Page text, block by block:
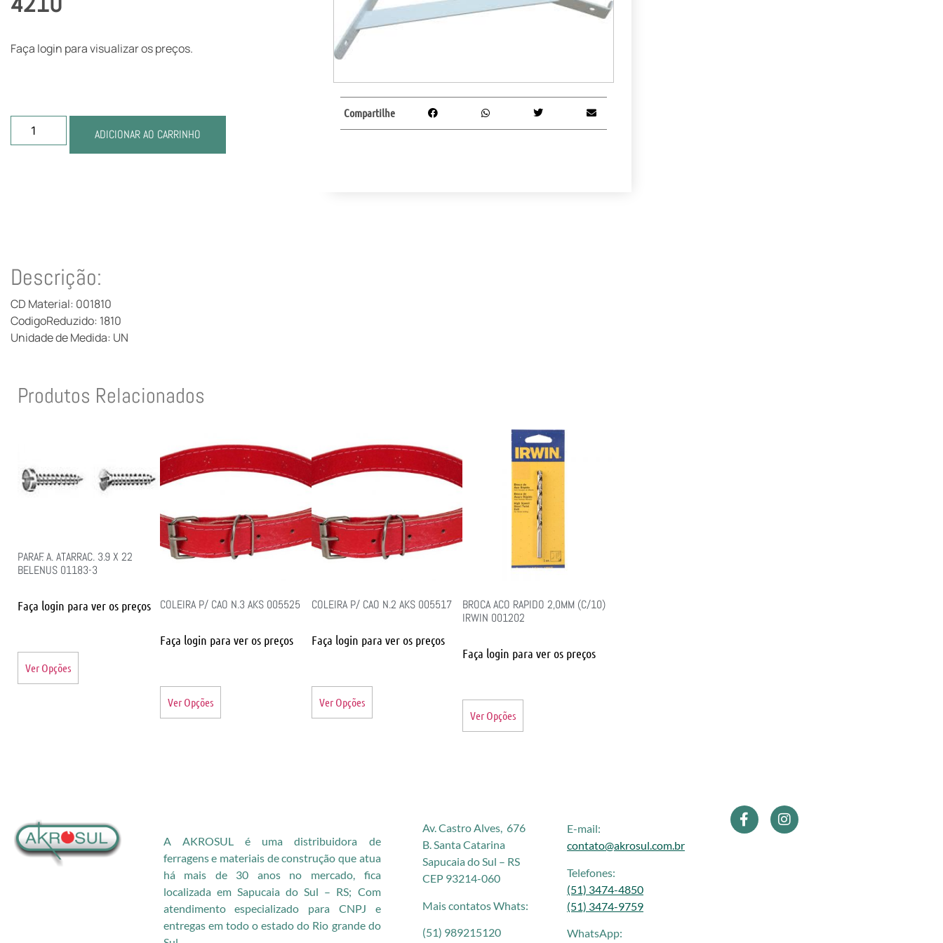
Faça login para visualizar os preços.
ADICIONAR AO CARRINHO
Compartilhe
Descrição:
CD Material: 001810
CodigoReduzido: 1810
Unidade de Medida: UN
Produtos Relacionados
PARAF. A. ATARRAC. 3.9 X 22
BELENUS 01183-3
Faça login para ver os preços
Ver Opções
COLEIRA P/ CAO N.3 AKS 005525
Faça login para ver os preços
Ver Opções
COLEIRA P/ CAO N.2 AKS 005517
Faça login para ver os preços
Ver Opções
BROCA ACO RAPIDO 2,0MM (C/10)
IRWIN 001202
Faça login para ver os preços
Ver Opções
A AKROSUL é uma distribuidora de
ferragens e materiais de construção que atua
há mais de 30 anos no mercado, fica
localizada em Sapucaia do Sul – RS; Com
atendimento especializado para CNPJ e
entregas em todo o estado do Rio grande do
Av. Castro Alves, 676
B. Santa Catarina
Sapucaia do Sul – RS
CEP 93214-060
Mais contatos Whats:
(51) 989215120
E-mail:
contato@akrosul.com.br
Telefones:
(51) 3474-4850
(51) 3474-9759
WhatsApp: